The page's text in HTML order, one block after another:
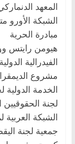
المعهد
الشبكة الأورو
مبادرة الحرية
هيومن رايتس
الفيدرالية
مشروع
الخدمة الدولية
لجنة الحقوقيين
الشبكة
جمعية لجنة